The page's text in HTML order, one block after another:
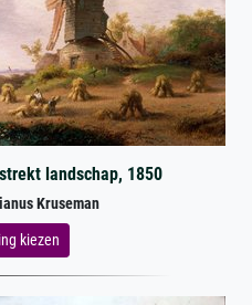
landschap, 1850
Kruseman
kiezen